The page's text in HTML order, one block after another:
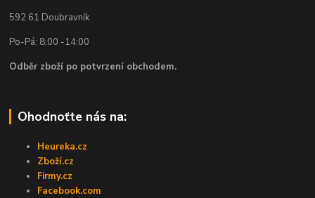
592 61 Doubravník
Po-Pá: 8:00 -14:00
Odběr zboží po potvrzení obchodem.
Ohodnoťte nás na:
Heureka.cz
Zboží.cz
Firmy.cz
Facebook.com